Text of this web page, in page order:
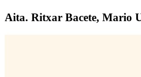
Aita. Ritxar Bacete, Mario